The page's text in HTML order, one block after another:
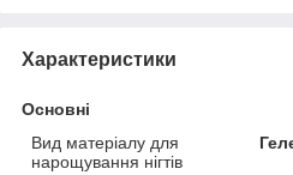
Характеристики
Основні
Вид матеріалу для
нарощування нігтів